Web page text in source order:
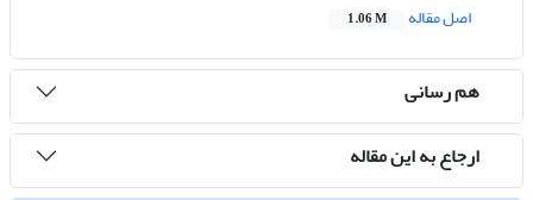
اصل مقاله
1.06 M
هم رسانی
ارجاع به این مقاله